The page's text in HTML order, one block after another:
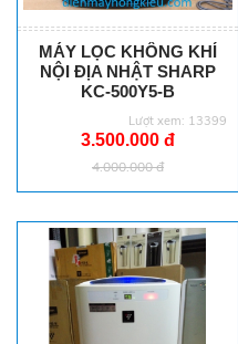
MÁY LỌC KHÔNG KHÍ
NỘI ĐỊA NHẬT SHARP
KC-500Y5-B
Lượt xem: 13399
3.500.000 đ
4.000.000 đ